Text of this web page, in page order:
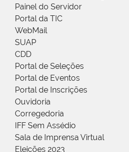
Painel do Servidor
Portal da TIC
WebMail
SUAP
CDD
Portal de Seleções
Portal de Eventos
Portal de Inscrições
Ouvidoria
Corregedoria
IFF Sem Assédio
Sala de Imprensa Virtual
Eleições 2023